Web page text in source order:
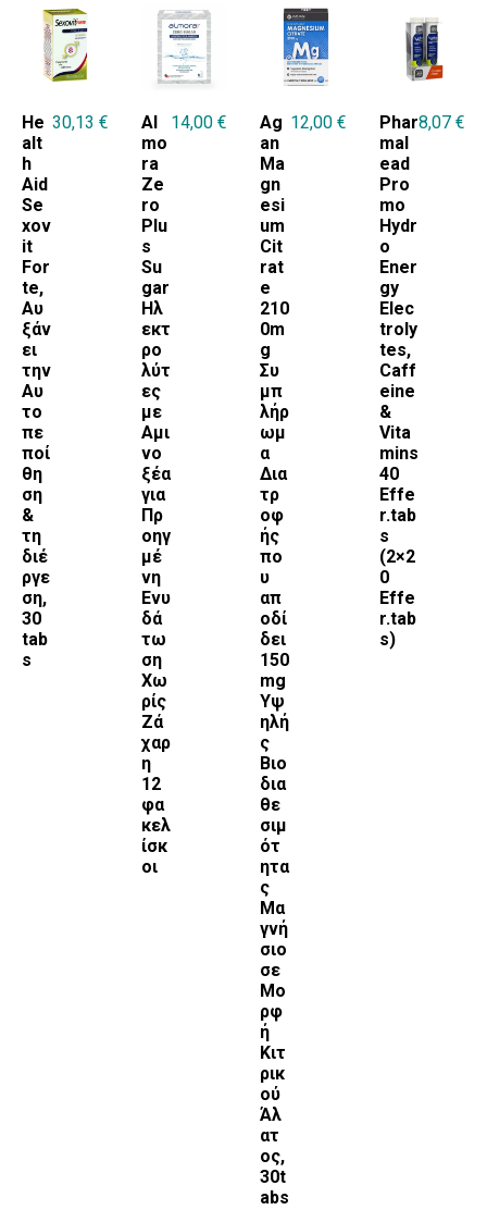
PHARMALEAD
PRIORIN
VITABIOTICS
WIN MEDICA
He
alt
h
Aid
Se
xov
it
For
te,
Αυ
ξάν
ει
την
Αυ
το
πε
ποί
θη
ση
&
τη
διέ
ργε
ση,
30
tab
s
30,13 €
Al
mo
ra
Ze
ro
Plu
s
Su
gar
Ηλ
εκτ
ρο
λύτ
ες
με
Αμι
νο
ξέα
για
Πρ
οηγ
μέ
νη
Ενυ
δά
τω
ση
Χω
ρίς
Ζά
χαρ
η
12
φα
κελ
ίσκ
οι
14,00 €
Ag
an
Ma
gn
esi
um
Cit
rat
e
210
0m
g
Συ
μπ
λήρ
ωμ
α
Δια
τρ
οφ
ής
πο
υ
απ
οδί
δει
150
mg
Υψ
ηλή
ς
Βιο
δια
θε
σιμ
ότ
ητα
ς
Μα
γνή
σιο
σε
Μο
ρφ
ή
Κιτ
ρικ
ού
Άλ
ατ
ος,
30t
abs
12,00 €
Phar
mal
ead
Pro
mo
Hydr
o
Ener
gy
Elec
troly
tes,
Caff
eine
&
Vita
mins
40
Effe
r.tab
s
(2×2
0
Effe
r.tab
s)
8,07 €